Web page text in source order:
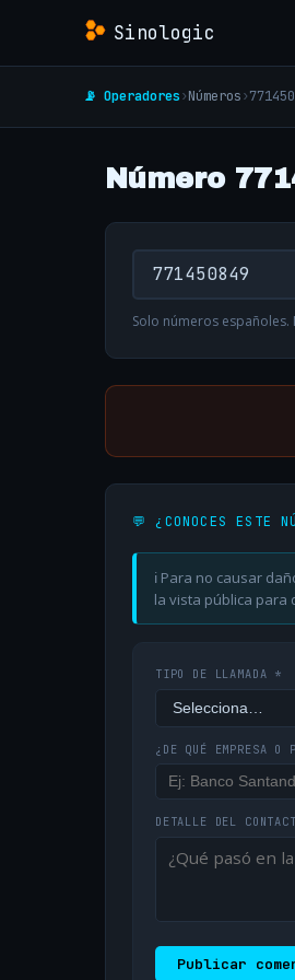
Sinologic
📡 Operadores›Números›
Número
Solo números
💬 ¿CONOCES ESTE
ℹ️ Para no causar
la vista pública
TIPO DE LLAMADA *
¿DE QUÉ EMPRESA O
DETALLE DEL
Publicar